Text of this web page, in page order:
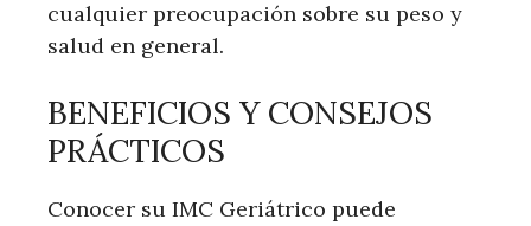
cualquier preocupación sobre su peso y
salud en general.
BENEFICIOS Y CONSEJOS
PRÁCTICOS
Conocer su IMC Geriátrico puede